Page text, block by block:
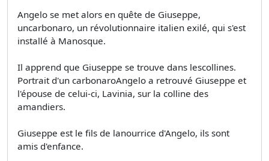
Angelo se met alors en quête de Giuseppe,
uncarbonaro, un révolutionnaire italien exilé, qui s'est
installé à Manosque.
Il apprend que Giuseppe se trouve dans lescollines.
Portrait d'un carbonaroAngelo a retrouvé Giuseppe et
l'épouse de celui-ci, Lavinia, sur la colline des
amandiers.
Giuseppe est le fils de lanourrice d'Angelo, ils sont
amis d'enfance.